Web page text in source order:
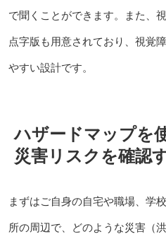
で聞くことができます。また、
点字版も用意されており、視覚
やすい設計です。
ハザードマップを
災害リスクを確認
まずはご自身の自宅や職場、学
所の周辺で、どのような災害（